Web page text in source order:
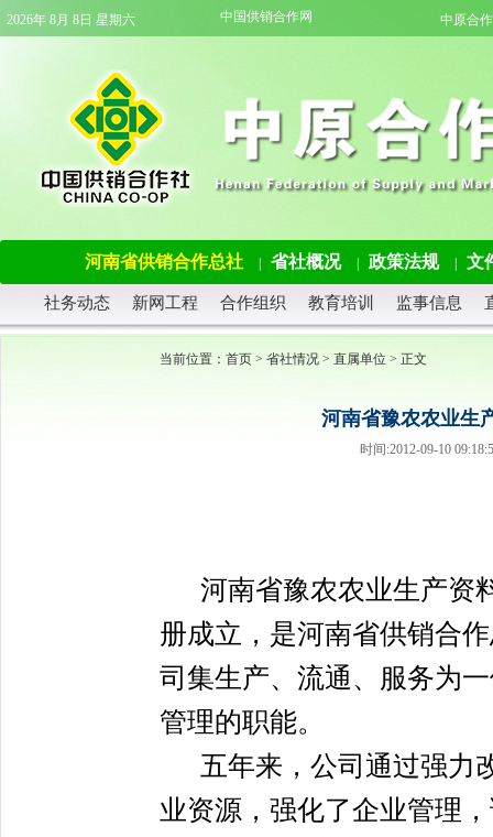
2026年 8月 8日 星期六 中国供销合作网 中原合
河南省供销合作总社 省社概况 政策法规 文
社务动态 新网工程 合作组织 教育培训 监事信息
当前位置： 首页 > 省社情况 > 直属单位 > 正文
河南省豫农农业生
时间:2012-09-10
河南省豫农农业生产资
册成立，是河南省供销合
司集生产、流通、服务为
管理的职能。
五年来，公司通过强力
业资源，强化了企业管理